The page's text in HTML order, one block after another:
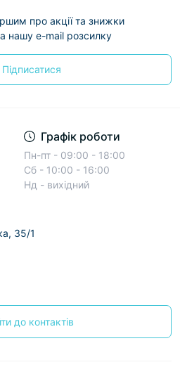
про акції та знижки
нашу e-mail розсилку
Підписатися
Графік роботи
Пн-пт - 09:00 - 18:00
Сб - 10:00 - 16:00
Нд - вихідний
35/1
до контактів